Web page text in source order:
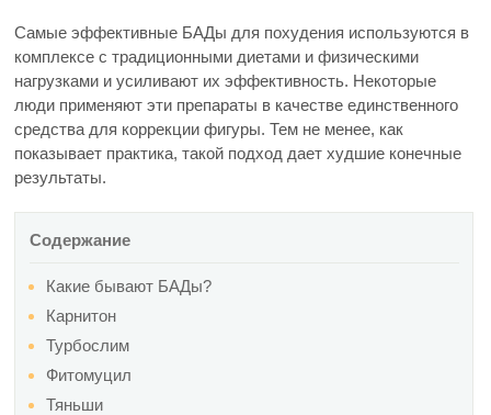
Самые эффективные БАДы для похудения используются в
комплексе с традиционными диетами и физическими
нагрузками и усиливают их эффективность. Некоторые
люди применяют эти препараты в качестве единственного
средства для коррекции фигуры. Тем не менее, как
показывает практика, такой подход дает худшие конечные
результаты.
Содержание
Какие бывают БАДы?
Карнитон
Турбослим
Фитомуцил
Тяньши